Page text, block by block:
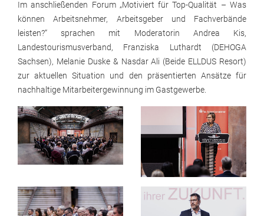
Im anschließenden Forum „Motiviert für Top-Qualität – Was
können Arbeitsnehmer, Arbeitsgeber und Fachverbände
leisten?“ sprachen mit Moderatorin Andrea Kis,
Landestourismusverband, Franziska Luthardt (DEHOGA
Sachsen), Melanie Duske & Nasdar Ali (Beide ELLDUS Resort)
zur aktuellen Situation und den präsentierten Ansätze für
nachhaltige Mitarbeitergewinnung im Gastgewerbe.